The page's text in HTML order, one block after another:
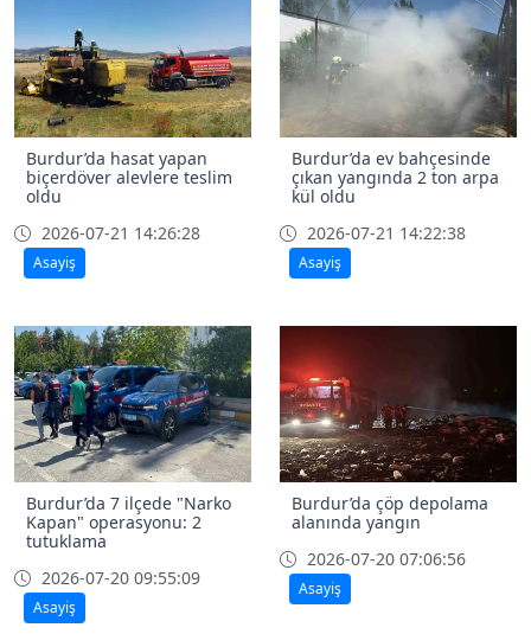
Burdur’da hasat yapan
biçerdöver alevlere teslim
oldu
2026-07-21 14:26:28
Asayiş
Burdur’da ev bahçesinde
çıkan yangında 2 ton arpa
kül oldu
2026-07-21 14:22:38
Asayiş
Burdur’da 7 ilçede "Narko
Kapan" operasyonu: 2
tutuklama
2026-07-20 09:55:09
Asayiş
Burdur’da çöp depolama
alanında yangın
2026-07-20 07:06:56
Asayiş